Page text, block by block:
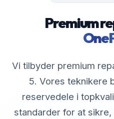
Premium
Vi tilbyder premium
5. Vores teknikere
reservedele i
standarder for at